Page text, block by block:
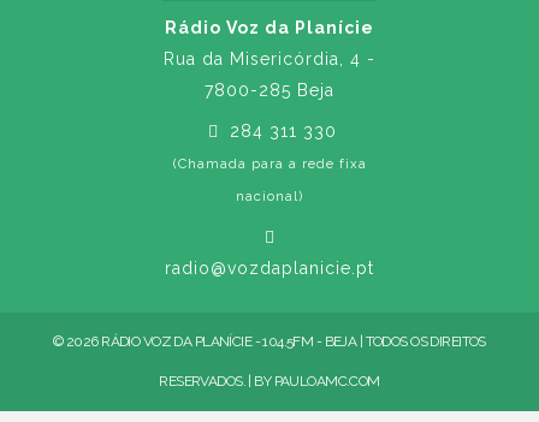
Rádio Voz da Planície
Rua da Misericórdia, 4 -
7800-285 Beja
284 311 330
(Chamada para a rede fixa
nacional)
radio@vozdaplanicie.pt
© 2026 RÁDIO VOZ DA PLANÍCIE - 104.5FM - BEJA | TODOS OS DIREITOS
RESERVADOS. | BY PAULOAMC.COM